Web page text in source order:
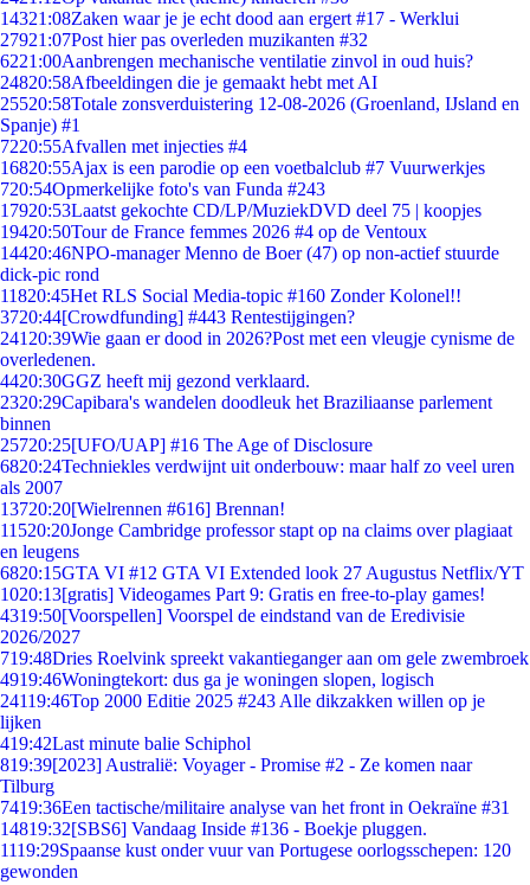
14321:08Zaken waar je je echt dood aan ergert #17 - Werklui
27921:07Post hier pas overleden muzikanten #32
6221:00Aanbrengen mechanische ventilatie zinvol in oud huis?
24820:58Afbeeldingen die je gemaakt hebt met AI
25520:58Totale zonsverduistering 12-08-2026 (Groenland, IJsland en
Spanje) #1
7220:55Afvallen met injecties #4
16820:55Ajax is een parodie op een voetbalclub #7 Vuurwerkjes
720:54Opmerkelijke foto's van Funda #243
17920:53Laatst gekochte CD/LP/MuziekDVD deel 75 | koopjes
19420:50Tour de France femmes 2026 #4 op de Ventoux
14420:46NPO-manager Menno de Boer (47) op non-actief stuurde
dick-pic rond
11820:45Het RLS Social Media-topic #160 Zonder Kolonel!!
3720:44[Crowdfunding] #443 Rentestijgingen?
241 20:39Wie gaan er dood in 2026?Post met een vleugje cynisme de
overledenen.
4420:30GGZ heeft mij gezond verklaard.
2320:29Capibara's wandelen doodleuk het Braziliaanse parlement
binnen
25720:25[UFO/UAP] #16 The Age of Disclosure
6820:24Techniekles verdwijnt uit onderbouw: maar half zo veel uren
als 2007
13720:20[Wielrennen #616] Brennan!
11520:20Jonge Cambridge professor stapt op na claims over plagiaat
en leugens
6820:15GTA VI #12 GTA VI Extended look 27 Augustus Netflix/YT
1020:13[gratis] Videogames Part 9: Gratis en free-to-play games!
4319:50[Voorspellen] Voorspel de eindstand van de Eredivisie
2026/2027
719:48Dries Roelvink spreekt vakantieganger aan om gele zwembroek
4919:46Woningtekort: dus ga je woningen slopen, logisch
24119:46Top 2000 Editie 2025 #243 Alle dikzakken willen op je
lijken
419:42Last minute balie Schiphol
819:39[2023] Australië: Voyager - Promise #2 - Ze komen naar
Tilburg
7419:36Een tactische/militaire analyse van het front in Oekraïne #31
14819:32[SBS6] Vandaag Inside #136 - Boekje pluggen.
1119:29Spaanse kust onder vuur van Portugese oorlogsschepen: 120
gewonden